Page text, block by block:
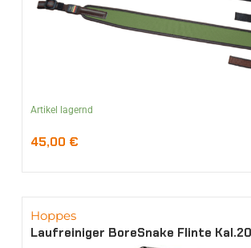
Artikel lagernd
45,00 €
Hoppes
Laufreiniger BoreSnake Flinte Kal.20